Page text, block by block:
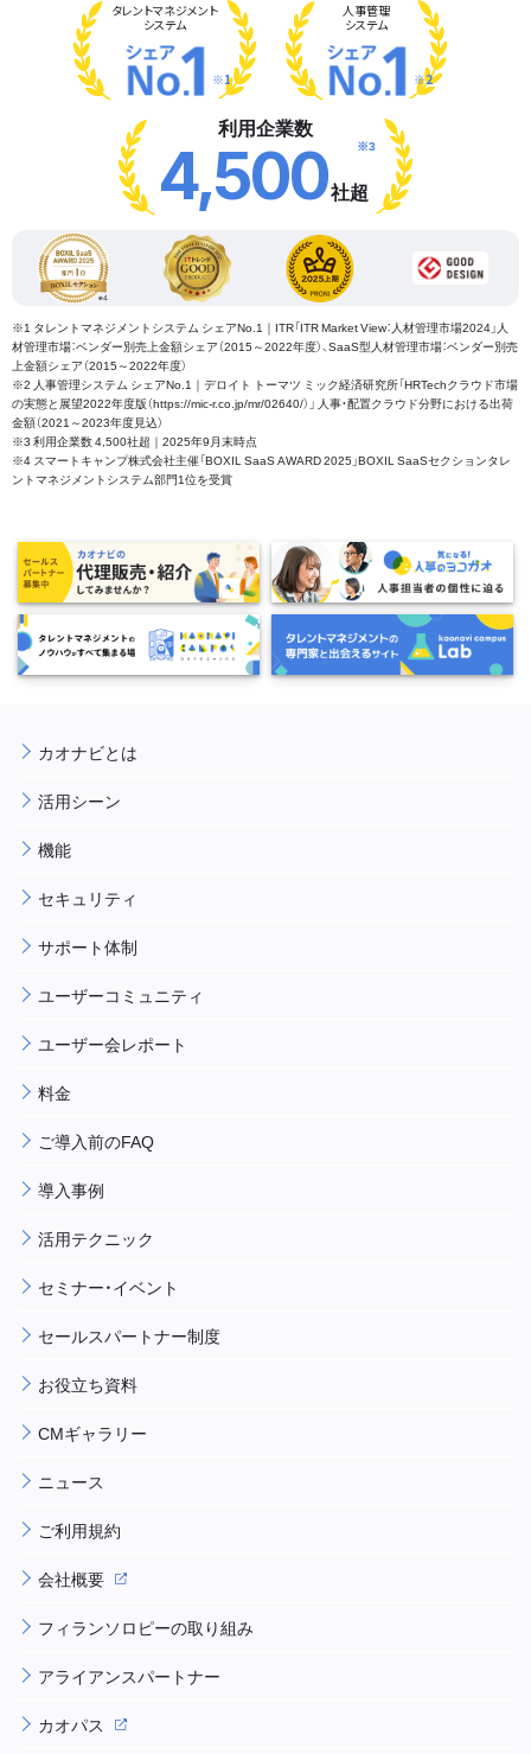
タレントマネジメント
システム
※1
人事管理
システム
※2
利用企業数
4,500社超
※3
※1 タレントマネジメントシステム シェアNo.1｜ITR「ITR Market View：人材管理市場2024」人
材管理市場：ベンダー別売上金額シェア（2015～2022年度）、SaaS型人材管理市場：ベンダー別売
上金額シェア（2015～2022年度）
※2 人事管理システム シェアNo.1｜デロイト トーマツ ミック経済研究所「HRTechクラウド市場
の実態と展望2022年度版（https://mic-r.co.jp/mr/02640/）」 人事・配置クラウド分野における出荷
金額（2021～2023年度見込）
※3 利用企業数 4,500社超｜2025年9月末時点
※4 スマートキャンプ株式会社主催「BOXIL SaaS AWARD 2025」BOXIL SaaSセクションタレ
ントマネジメントシステム部門1位を受賞
カオナビとは
活用シーン
機能
セキュリティ
サポート体制
ユーザーコミュニティ
ユーザー会レポート
料金
ご導入前のFAQ
導入事例
活用テクニック
セミナー・イベント
セールスパートナー制度
お役立ち資料
CMギャラリー
ニュース
ご利用規約
会社概要
フィランソロピーの取り組み
アライアンスパートナー
カオパス